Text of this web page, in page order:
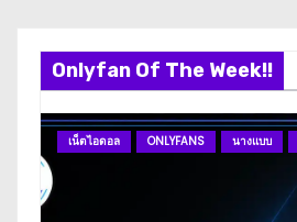
Onlyfan Of The Week!!
เน็ตไอดอล ONLYFANS นางแบบ